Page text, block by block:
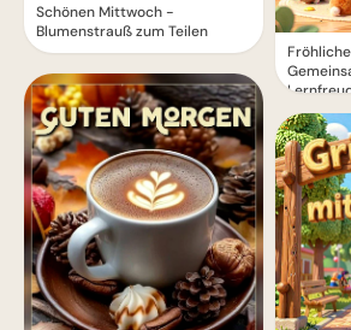
Schönen Mittwoch -
Blumenstrauß zum Teilen